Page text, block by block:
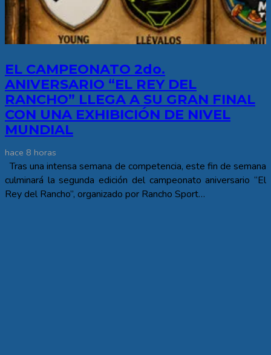
EL CAMPEONATO 2do.
ANIVERSARIO “EL REY DEL
RANCHO” LLEGA A SU GRAN FINAL
CON UNA EXHIBICIÓN DE NIVEL
MUNDIAL
hace 8 horas
Tras una intensa semana de competencia, este fin de semana
culminará la segunda edición del campeonato aniversario “El
Rey del Rancho”, organizado por Rancho Sport…